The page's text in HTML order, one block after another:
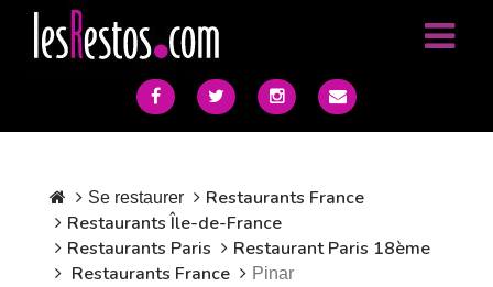
Se restaurer
Restaurants France
Restaurants Île-de-France
Restaurants Paris
Restaurant Paris 18ème
Restaurants France
Pinar